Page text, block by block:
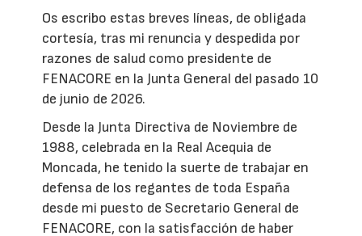
Os escribo estas breves líneas, de obligada
cortesía, tras mi renuncia y despedida por
razones de salud como presidente de
FENACORE en la Junta General del pasado 10
de junio de 2026.
Desde la Junta Directiva de Noviembre de
1988, celebrada en la Real Acequia de
Moncada, he tenido la suerte de trabajar en
defensa de los regantes de toda España
desde mi puesto de Secretario General de
FENACORE, con la satisfacción de haber